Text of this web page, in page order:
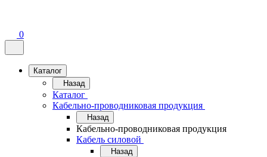
0
Каталог
Назад
Каталог
Кабельно-проводниковая продукция
Назад
Кабельно-проводниковая продукция
Кабель силовой
Назад